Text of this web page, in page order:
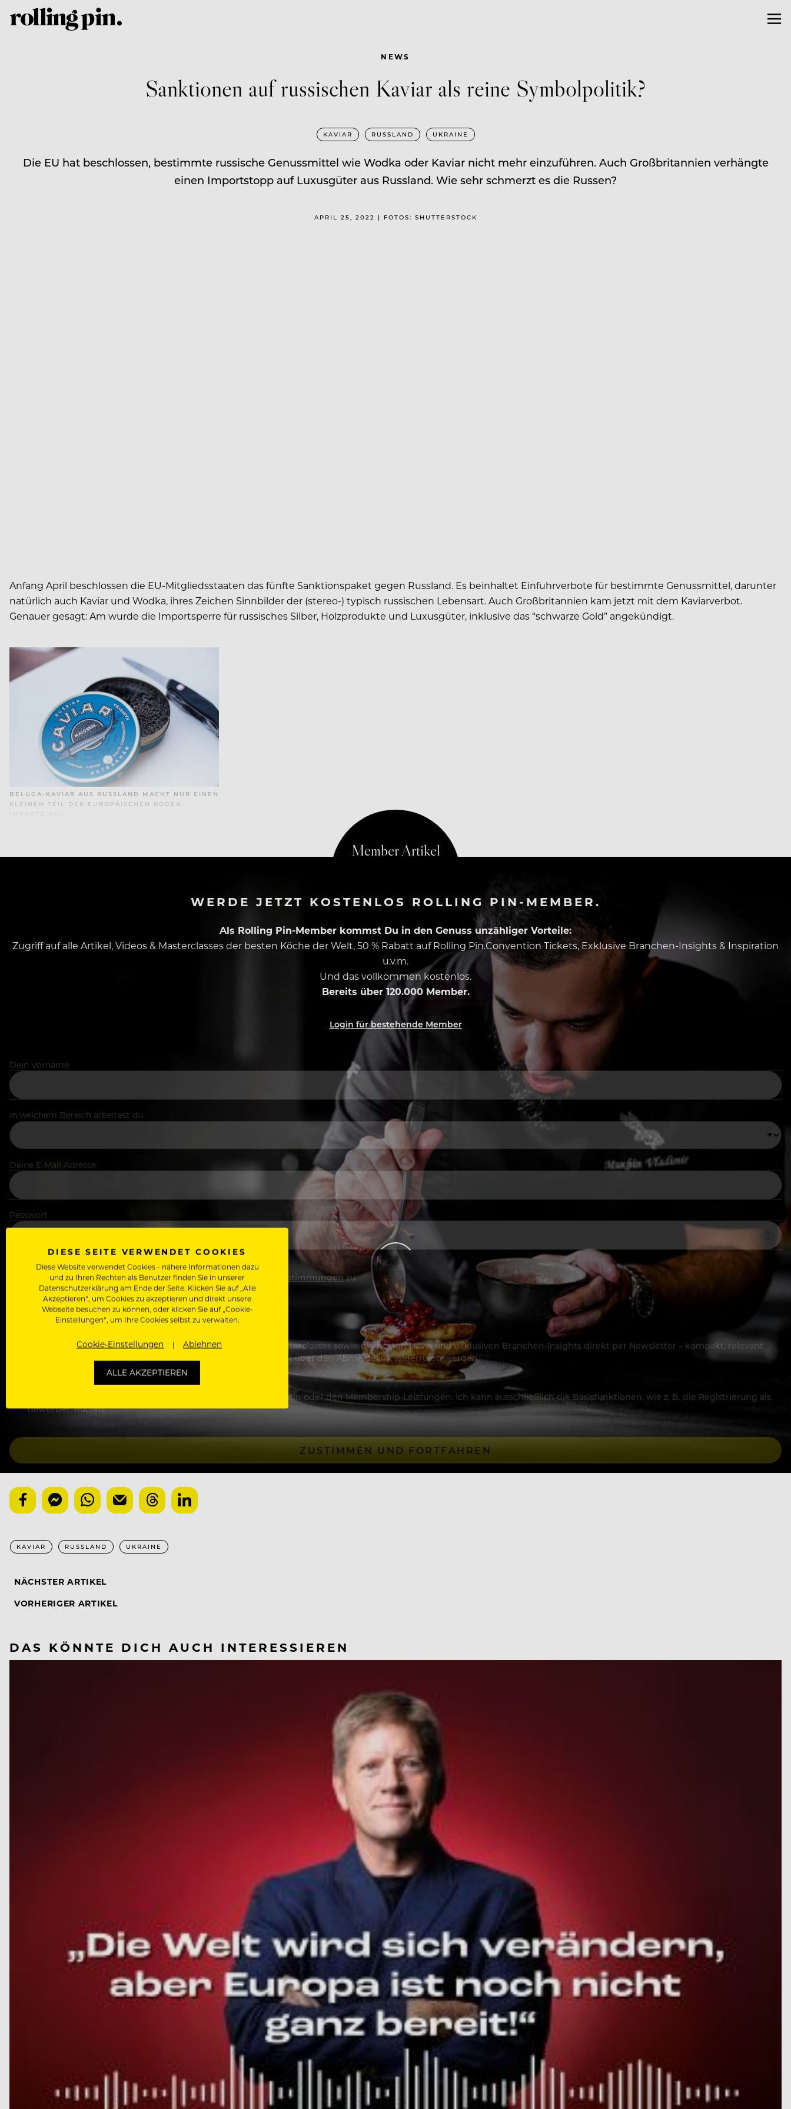
NEWS
Sanktionen auf russischen Kaviar als reine Symbolpolitik?
KAVIAR RUSSLAND UKRAINE
Die EU hat beschlossen, bestimmte russische Genussmittel wie Wodka oder Kaviar nicht mehr einzuführen. Auch Großbritannien verhängte
einen Importstopp auf Luxusgüter aus Russland. Wie sehr schmerzt es die Russen?
APRIL 25, 2022 | FOTOS: SHUTTERSTOCK
Anfang April beschlossen die EU-Mitgliedsstaaten das fünfte Sanktionspaket gegen Russland. Es beinhaltet Einfuhrverbote für bestimmte Genussmittel, darunter
natürlich auch Kaviar und Wodka, ihres Zeichen Sinnbilder der (stereo-) typisch russischen Lebensart. Auch Großbritannien kam jetzt mit dem Kaviarverbot.
Genauer gesagt: Am wurde die Importsperre für russisches Silber, Holzprodukte und Luxusgüter, inklusive das “schwarze Gold” angekündigt.
BELUGA-KAVIAR AUS RUSSLAND MACHT NUR EINEN
KLEINEN TEIL DER EUROPÄISCHEN ROGEN-
WERDE JETZT KOSTENLOS ROLLING PIN-MEMBER.
Als Rolling Pin-Member kommst Du in den Genuss unzähliger Vorteile:
Zugriff auf alle Artikel, Videos & Masterclasses der besten Köche der Welt, 50 % Rabatt auf Rolling Pin.Convention Tickets, Exklusive Branchen-Insights & Inspiration
u.v.m.
Und das vollkommen kostenlos.
Bereits über 120.000 Member.
Login für bestehende Member
Dein Vorname
In welchem Bereich arbeitest du
Deine E-Mail Adresse
Passwort
Ich stimme denNutzungsbedingungenundDatenschutzbestimmungenzu.
Wähle deinen Zugang:
Voller und kostenloser Zugang zu allen Artikeln, Videos & Masterclasses sowie die besten News und exklusiven Branchen-Insights direkt per Newsletter – kompakt, relevant
und ohne Bullshit. Die Newsletter-Einwilligung kann jederzeit über den Abmeldelink widerrufen werden.
Basic-Registrierung
Mit der Basic-Registrierung habe ich KEINEN Zugang zu Artikeln oder den Membership-Leistungen. Ich kann ausschließlich die Basisfunktionen, wie z. B. die Registrierung als
Bewerber, nutzen.
ZUSTIMMEN UND FORTFAHREN
KAVIAR RUSSLAND UKRAINE
NÄCHSTER ARTIKEL
VORHERIGER ARTIKEL
DAS KÖNNTE DICH AUCH INTERESSIEREN
DIESE SEITE VERWENDET COOKIES
Diese Website verwendet Cookies - nähere Informationen dazu
und zu Ihren Rechten als Benutzer finden Sie in unserer
Datenschutzerklärung am Ende der Seite. Klicken Sie auf „Alle
Akzeptieren“, um Cookies zu akzeptieren und direkt unsere
Webseite besuchen zu können, oder klicken Sie auf „Cookie-
Einstellungen“, um Ihre Cookies selbst zu verwalten.
Cookie-Einstellungen Ablehnen
ALLE AKZEPTIEREN